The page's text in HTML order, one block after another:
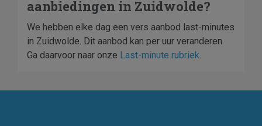
aanbiedingen in Zuidwolde?
We hebben elke dag een vers aanbod last-minutes
in Zuidwolde. Dit aanbod kan per uur veranderen.
Ga daarvoor naar onze Last-minute rubriek.